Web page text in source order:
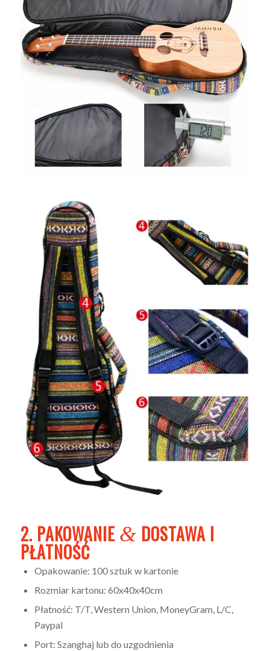
2. PAKOWANIE & DOSTAWA I
PŁATNOŚĆ
Opakowanie: 100 sztuk w kartonie
Rozmiar kartonu: 60x40x40cm
Płatność: T/T, Western Union, MoneyGram, L/C,
Paypal
Port: Szanghaj lub do uzgodnienia